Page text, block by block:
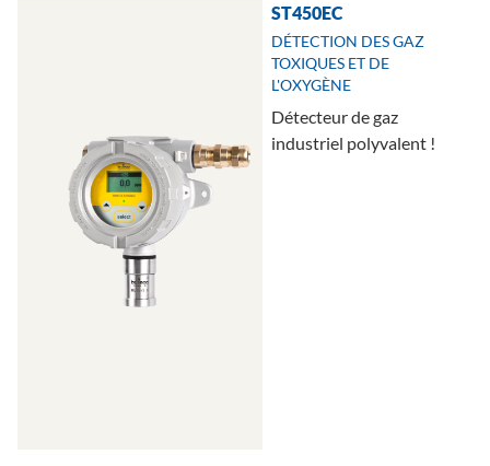
ST450EC
DÉTECTION DES GAZ
TOXIQUES ET DE
L'OXYGÈNE
Détecteur de gaz
industriel polyvalent !